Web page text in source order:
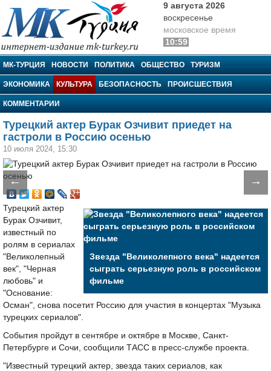
МК-Турция
9 августа 2026
воскресенье
московское время
10:59
МК-ТУРЦИЯ НОВОСТИ ПОЛИТИКА ОБЩЕСТВО ТУРИЗМ
ЭКОНОМИКА КУЛЬТУРА БЕЗОПАСНОСТЬ ПРОИСШЕСТВИЯ
КОММЕНТАРИИ
Турецкий актер Бурак Озчивит приедет на
гастроли в Россию осенью
10 июля 2024, 15:30
← →
Звезда "Великолепного века" надеется
сыграть серьезную роль в российском
фильме
Турецкий актер
Бурак Озчивит,
известный по
ролям в сериалах
"Великолепный
век", "Черная
любовь" и
"Основание:
Осман", снова посетит Россию для участия в концертах "Музыка
турецких сериалов".
События пройдут в сентябре и октябре в Москве, Санкт-
Петербурге и Сочи, сообщили ТАСС в пресс-службе проекта.
"Известный турецкий актер, звезда таких сериалов, как